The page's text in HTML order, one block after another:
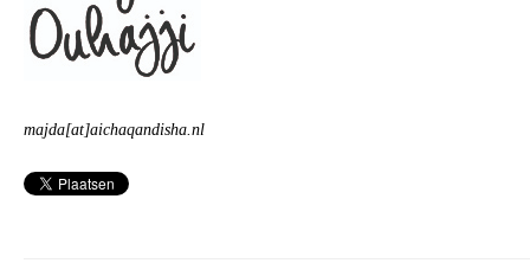
majda[at]aichaqandisha.nl